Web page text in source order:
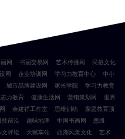
网 书画交易网 艺术传播网
民俗文化
网 企业培训网 学习力教育中心
中小
城市品牌建设网 家长学院
学习力教育
力教育 健康生活网 营销策划网
世界
余建祥工作室 思维训练
家庭教育顶
技前沿 趣味地理 中国书画网
思维
文评论 天赋车站 西湖风景文化
艺术